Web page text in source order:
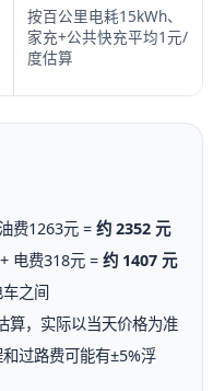
按百公里电耗15kWh、
家充+公共快充平均1元/
度估算
费1263元 = 约 2352 元
电费318元 = 约 1407 元
之间
算，实际以当天价格为准
过路费可能有±5%浮